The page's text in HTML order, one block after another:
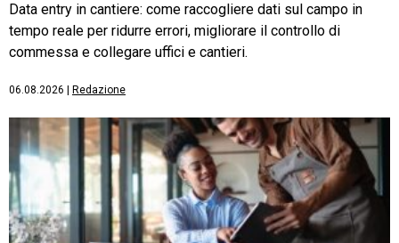
Data entry in cantiere: come raccogliere dati sul campo in
tempo reale per ridurre errori, migliorare il controllo di
commessa e collegare uffici e cantieri.
06.08.2026 Redazione